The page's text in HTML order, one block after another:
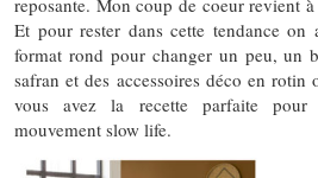
Et pour rester dans cette tendance
format rond pour changer un peu, un
safran et des accessoires déco en
vous avez la recette parfaite
mouvement slow life.